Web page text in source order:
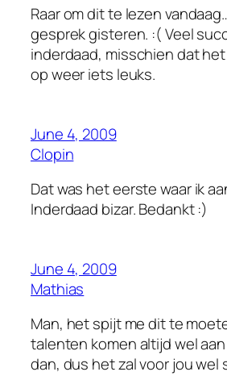
Raar om dit te lezen
gesprek gisteren. :( Veel
inderdaad, misschien dat
op weer iets leuks.
June 4, 2009
Clopin
Dat was het eerste waar ik
Inderdaad bizar. Bedankt :)
June 4, 2009
Mathias
Man, het spijt me dit te
talenten komen altijd wel
dan, dus het zal voor jou wel